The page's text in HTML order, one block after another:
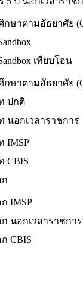
กษาตามอัธยาศัย
เทียบโอน
กษาตามอัธยาศัย
ปกติ
นอกเวลาราชการ
IMSP
CBIS
IMSP
นอกเวลาราชการ
CBIS